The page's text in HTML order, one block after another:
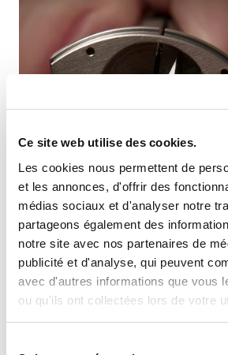
Ce site web utilise des cookies.
Les cookies nous permettent de
et les annonces, d'offrir des
médias sociaux et d'analyser notre
partageons également des
notre site avec nos partenaires de
publicité et d'analyse, qui peuvent
avec d'autres informations que vous
ou qu'ils ont collectées lors de votre
services.
Anglage
L’anglage consiste à chanfreiner puis
arêtes des composants du
Cette finition souligne les contours